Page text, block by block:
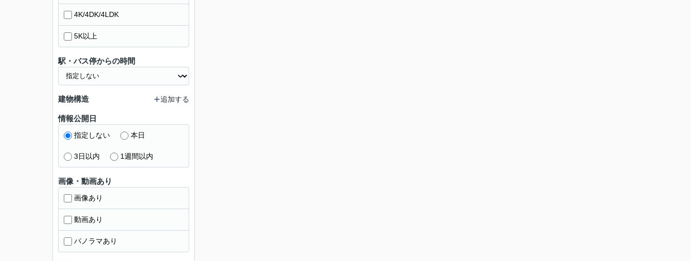
4K/4DK/4LDK
5K以上
駅・バス停からの時間
建物構造 追加する
情報公開日
指定しない 本日
3日以内 1週間以内
画像・動画あり
画像あり
動画あり
パノラマあり